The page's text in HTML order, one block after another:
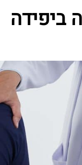
ביפידה